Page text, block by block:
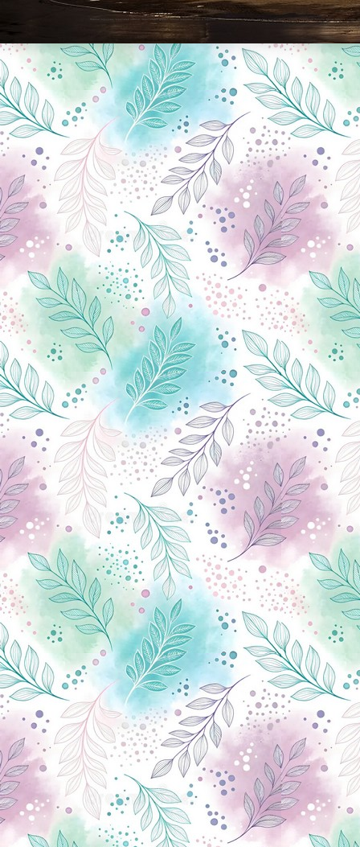
Новини Чернігова, Чернігівські новини, Чернігівський формат, новини Чернігова, події в Чернігові: політика, економіка, аналітика, культура, відеоновини, екологія, спортивний Чернігів, туризм, Чернігів